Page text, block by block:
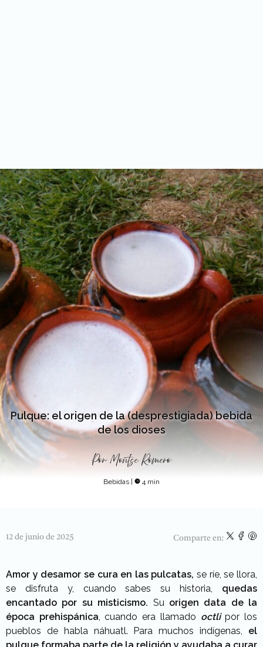
Pulque: el origen de la (desprestigiada) bebida
de los dioses
Por Montse Romero
Bebidas 4 min
12 de junio de 2025 Comparte en:
Amor y desamor se cura en las pulcatas, se ríe, se llora,
se disfruta y, cuando sabes su historia, quedas
encantado por su misticismo. Su origen data de la
época prehispánica, cuando era llamado octlipor los
pueblos de habla náhuatl. Para muchos indígenas, el